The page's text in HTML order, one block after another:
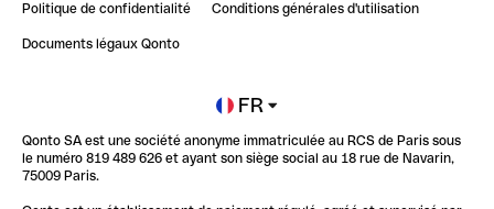
Impact de l'IA sur les carrières/productivité
Blog
Newsroom
Glossaire finance
Politique de confidentialité Conditions générales d'utilisation
Documents légaux Qonto
FR
Qonto SA est une société anonyme immatriculée au RCS de Paris sous
le numéro 819 489 626 et ayant son siège social au 18 rue de Navarin,
75009 Paris.